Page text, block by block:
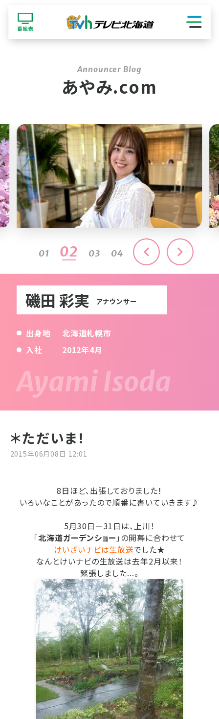
あやみ.com
磯田 彩実 アナウンサー
出身地
北海道札幌市
入社
2012年4月
01 02 03 04
＊ただいま！
2015年06月08日 12:01
8日ほど、出張しておりました！
いろいなことがあったので順番に書いていきます♪
5月30日ー31日は、上川！
「北海道ガーデンショー 」の開幕に合わせて
けいざいナビは生放送でした★
なんとけいナビの生放送は去年2月以来！
緊張しました...。